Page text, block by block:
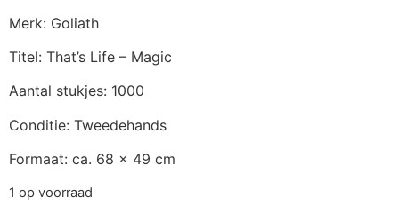
Merk: Goliath
Titel: That’s Life – Magic
Aantal stukjes: 1000
Conditie: Tweedehands
Formaat: ca. 68 x 49 cm
1 op voorraad